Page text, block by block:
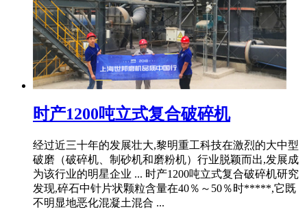
时产1200吨立式复合破碎机
经过近三十年的发展壮大,黎明重工科技在激烈的大中型
破磨（破碎机、制砂机和磨粉机）行业脱颖而出,发展成
为该行业的明星企业 ... 时产1200吨立式复合破碎机研究
发现,碎石中针片状颗粒含量在40％～50％时*****,它既
不明显地恶化混凝土混合 ...